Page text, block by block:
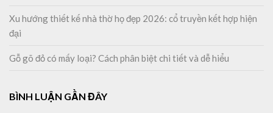
Xu hướng thiết kế nhà thờ họ đẹp 2026: cổ truyền kết hợp hiện
đại
Gỗ gõ đỏ có mấy loại? Cách phân biệt chi tiết và dễ hiểu
BÌNH LUẬN GẦN ĐÂY